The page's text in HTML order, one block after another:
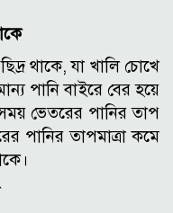
থাকে, যা খালি চোখে
পানি বাইরে বের হয়ে
ভেতরের পানির তাপ
পানির তাপমাত্রা কমে